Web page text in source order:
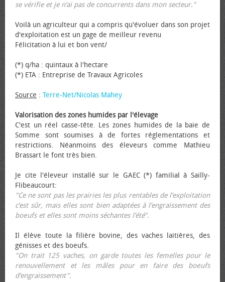
se vérifie et je n’ai pas de concurrents dans mon secteur."
Voilà un agriculteur qui a compris qu'évoluer dans son projet
d'exploitation est un gage de meilleur revenu
Félicitation à lui et bon vent/
(*) q/ha : quintaux à l'hectare
(*) ETA : Entreprise de Travaux Agricoles
Source : Terre-Net/Nicolas Mahey
Valorisation des zones humides par l'élevage
C'est un réel casse-tête. Les zones humides de la baie de
Somme sont soumises à de fortes réglementations et
restrictions. Néanmoins des éleveurs comme Mathieu
Brassart le font très bien.
Je cite l'éleveur installé sur le GAEC (*) familial à Sailly-
Flibeaucourt:
"Ce ne sont pas les prairies les plus rentables de l’exploitation
c’est sûr, mais elles sont bien adaptées à l’engraissement des
bœufs et elles sont moins séchantes l’été".
Il élève toute la filière bovine, des vaches laitières, des
génisses et des bœufs.
"On trait 125 vaches, on garde toutes les femelles pour le
renouvellement et les mâles pour en faire des bœufs
d’engraissement".